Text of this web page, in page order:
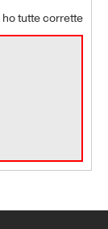
tutte corrette